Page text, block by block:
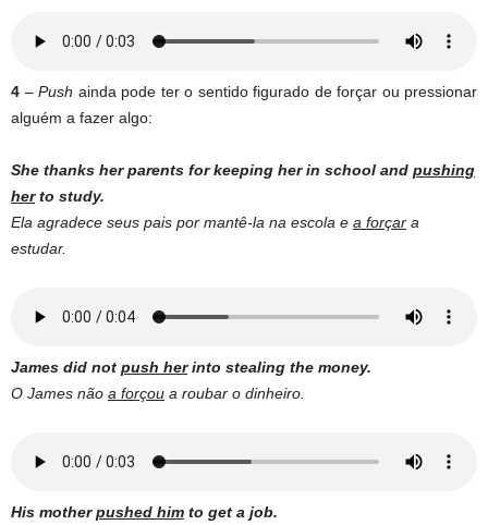
4 – Push ainda pode ter o sentido figurado de forçar ou pressionar
alguém a fazer algo:
She thanks her parents for keeping her in school and pushing
herto study.
Ela agradece seus pais por mantê-la na escola e a forçar a
estudar.
James did not push herinto stealing the money.
O James não a forçou a roubar o dinheiro.
His motherpushed him to get a job.